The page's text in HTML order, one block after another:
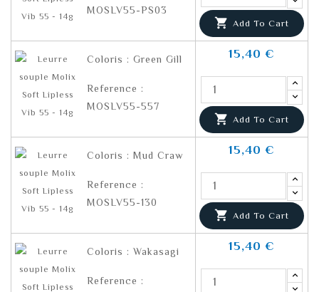
MOSLV55-PS03
 Add To Cart
Coloris : Green Gill
Reference :
MOSLV55-557
15,40 €
 Add To Cart
Coloris : Mud Craw
Reference :
MOSLV55-130
15,40 €
 Add To Cart
Coloris : Wakasagi
Reference :
15,40 €